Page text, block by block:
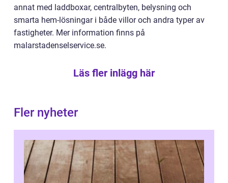
annat med laddboxar, centralbyten, belysning och
smarta hem-lösningar i både villor och andra typer av
fastigheter. Mer information finns på
malarstadenselservice.se.
Läs fler inlägg här
Fler nyheter